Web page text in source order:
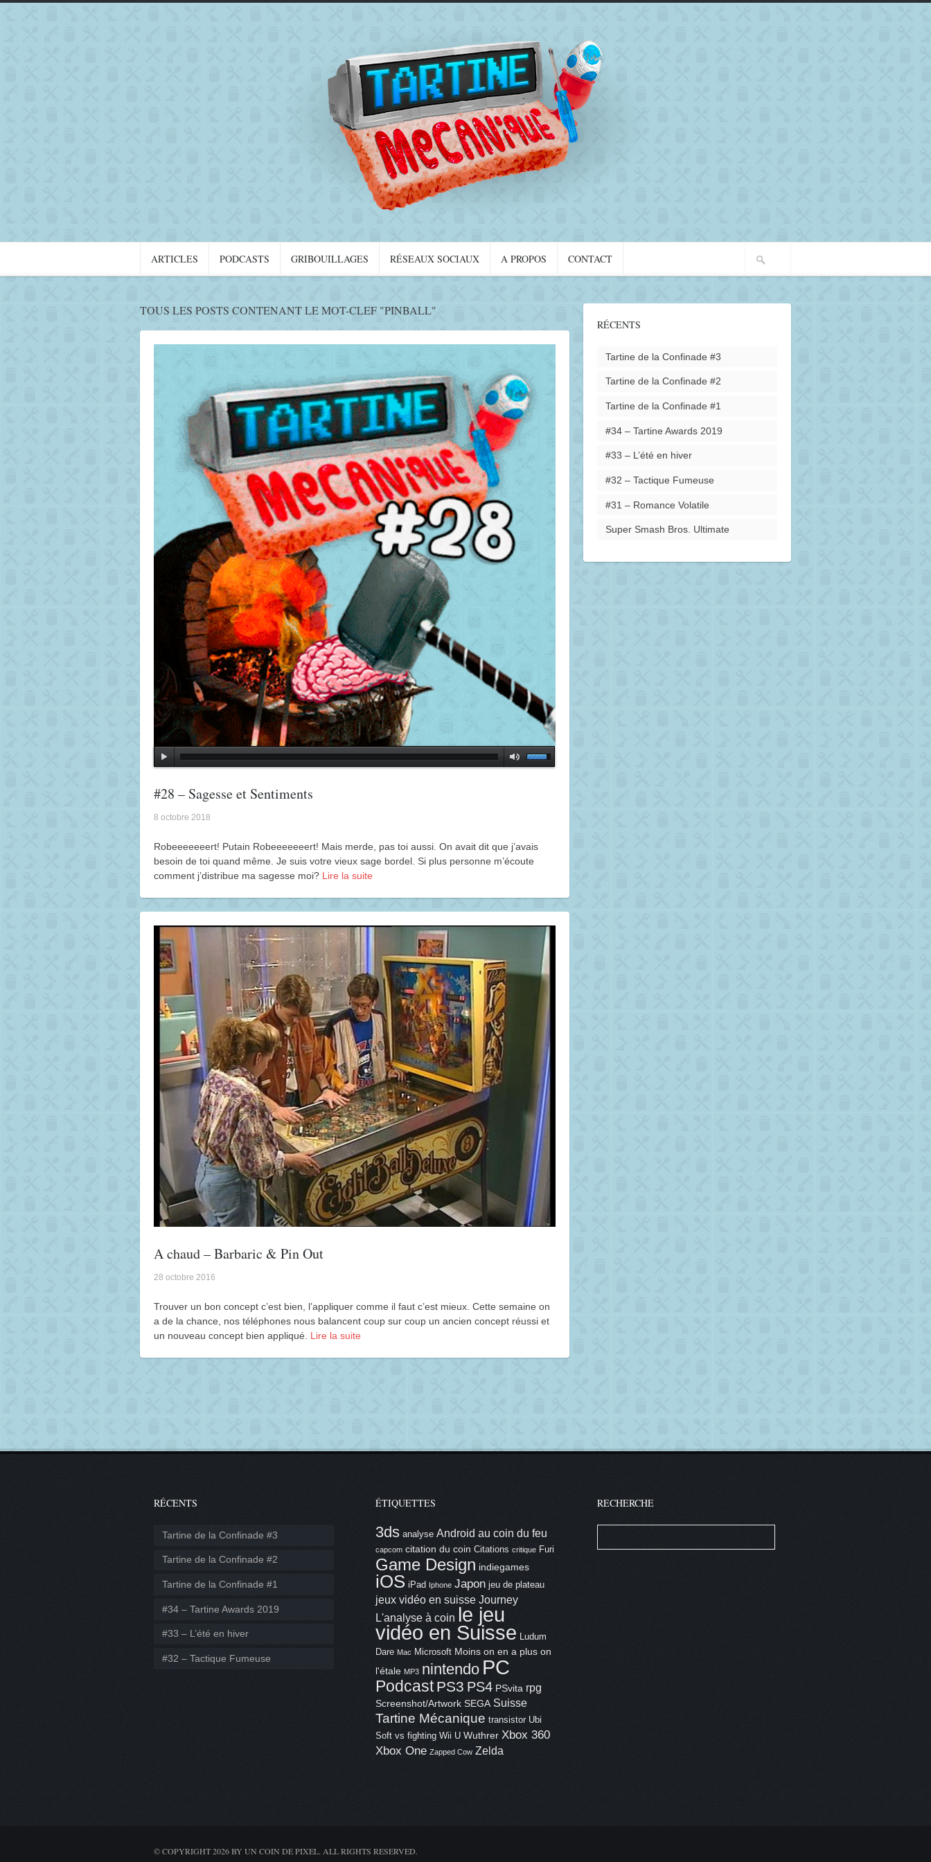
ARTICLES PODCASTS GRIBOUILLAGES RÉSEAUX SOCIAUX A PROPOS CONTACT
TOUS LES POSTS CONTENANT LE MOT-CLEF "PINBALL"
#28 – Sagesse et Sentiments
8 octobre 2018
Robeeeeeeert! Putain Robeeeeeeert! Mais merde, pas toi aussi. On avait dit que j’avais
besoin de toi quand même. Je suis votre vieux sage bordel. Si plus personne m’écoute
comment j’distribue ma sagesse moi? Lire la suite
A chaud – Barbaric & Pin Out
28 octobre 2016
Trouver un bon concept c’est bien, l’appliquer comme il faut c’est mieux. Cette semaine on
a de la chance, nos téléphones nous balancent coup sur coup un ancien concept réussi et
un nouveau concept bien appliqué. Lire la suite
RÉCENTS
Tartine de la Confinade #3
Tartine de la Confinade #2
Tartine de la Confinade #1
#34 – Tartine Awards 2019
#33 – L’été en hiver
#32 – Tactique Fumeuse
#31 – Romance Volatile
Super Smash Bros. Ultimate
RÉCENTS
Tartine de la Confinade #3
Tartine de la Confinade #2
Tartine de la Confinade #1
#34 – Tartine Awards 2019
#33 – L’été en hiver
#32 – Tactique Fumeuse
ÉTIQUETTES
3ds analyse Android au coin du feu
capcom citation du coin Citations critique Furi
Game Design indiegames
iOS iPad Iphone Japon jeu de plateau
jeux vidéo en suisse Journey
L'analyse à coin le jeu
vidéo en Suisse Ludum
Dare Mac Microsoft Moins on en a plus on
l'étale MP3 nintendo PC
Podcast PS3 PS4 PSvita rpg
Screenshot/Artwork SEGA Suisse
Tartine Mécanique transistor Ubi
Soft vs fighting Wii U Wuthrer Xbox 360
Xbox One Zapped Cow Zelda
RECHERCHE
© COPYRIGHT 2026 BY UN COIN DE PIXEL. ALL RIGHTS RESERVED.